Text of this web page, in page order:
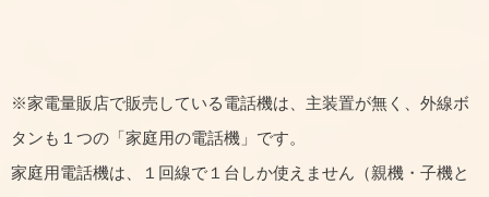
※家電量販店で販売している電話機は、主装置が無く、外線ボ
タンも１つの「家庭用の電話機」です。
家庭用電話機は、１回線で１台しか使えません（親機・子機と